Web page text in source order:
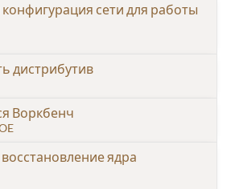
сети для работы
дистрибутив
Воркбенч
ядра